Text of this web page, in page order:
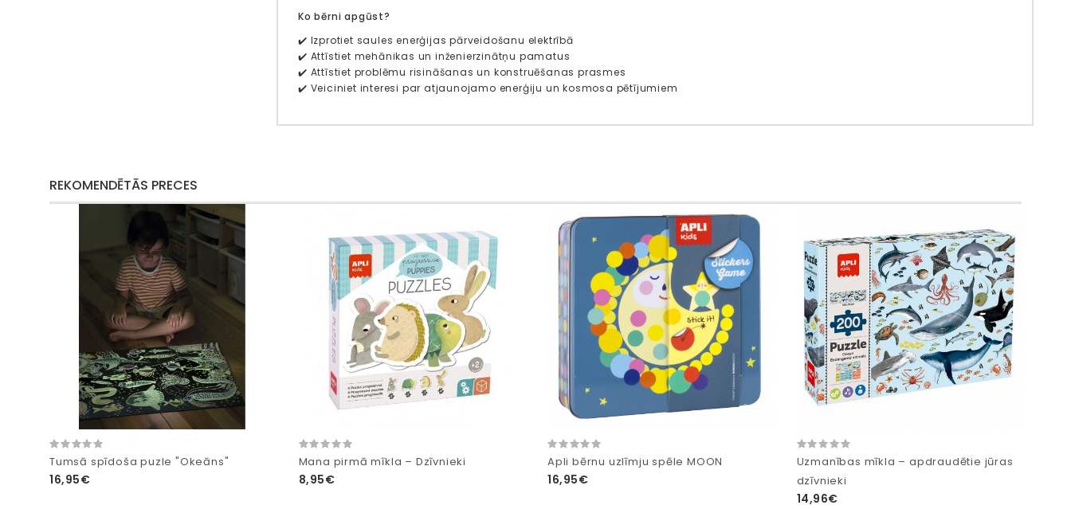
Ko bērni apgūst?
✔️ Izprotiet saules enerģijas pārveidošanu elektrībā
✔️ Attīstiet mehānikas un inženierzinātņu pamatus
✔️ Attīstiet problēmu risināšanas un konstruēšanas prasmes
✔️ Veiciniet interesi par atjaunojamo enerģiju un kosmosa pētījumiem
REKOMENDĒTĀS PRECES
Tumsā spīdoša puzle "Okeāns"
16,95€
Mana pirmā mīkla – Dzīvnieki
8,95€
Apli bērnu uzlīmju spēle MOON
16,95€
Uzmanības mīkla – apdraudētie jūras
dzīvnieki
14,96€